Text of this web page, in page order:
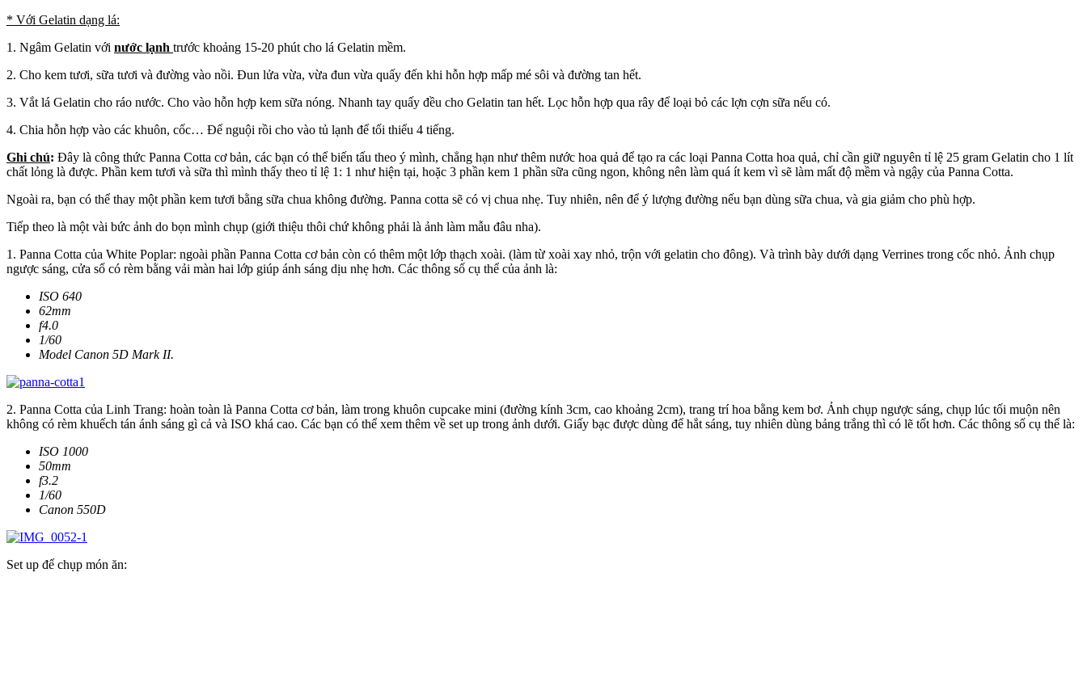
* Với Gelatin dạng lá:
1. Ngâm Gelatin với nước lạnh trước khoảng 15-20 phút cho lá Gelatin mềm.
2. Cho kem tươi, sữa tươi và đường vào nồi. Đun lửa vừa, vừa đun vừa quấy đến khi hỗn hợp mấp mé sôi và đường tan hết.
3. Vắt lá Gelatin cho ráo nước. Cho vào hỗn hợp kem sữa nóng. Nhanh tay quấy đều cho Gelatin tan hết. Lọc hỗn hợp qua rây để loại bỏ các lợn cợn sữa nếu có.
4. Chia hỗn hợp vào các khuôn, cốc… Để nguội rồi cho vào tủ lạnh để tối thiểu 4 tiếng.
Ghi chú: Đây là công thức Panna Cotta cơ bản, các bạn có thể biến tấu theo ý mình, chẳng hạn như thêm nước hoa quả để tạo ra các loại Panna Cotta hoa quả, chỉ cần giữ nguyên tỉ lệ 25 gram Gelatin cho 1 lít
chất lỏng là được. Phần kem tươi và sữa thì mình thấy theo tỉ lệ 1: 1 như hiện tại, hoặc 3 phần kem 1 phần sữa cũng ngon, không nên làm quá ít kem vì sẽ làm mất độ mềm và ngậy của Panna Cotta.
Ngoài ra, bạn có thể thay một phần kem tươi bằng sữa chua không đường. Panna cotta sẽ có vị chua nhẹ. Tuy nhiên, nên để ý lượng đường nếu bạn dùng sữa chua, và gia giảm cho phù hợp.
Tiếp theo là một vài bức ảnh do bọn mình chụp (giới thiệu thôi chứ không phải là ảnh làm mẫu đâu nha).
1. Panna Cotta của White Poplar: ngoài phần Panna Cotta cơ bản còn có thêm một lớp thạch xoài. (làm từ xoài xay nhỏ, trộn với gelatin cho đông). Và trình bày dưới dạng Verrines trong cốc nhỏ. Ảnh chụp
ngược sáng, cửa sổ có rèm bằng vải màn hai lớp giúp ánh sáng dịu nhẹ hơn. Các thông số cụ thể của ảnh là:
ISO 640
62mm
f4.0
1/60
Model Canon 5D Mark II.
2. Panna Cotta của Linh Trang: hoàn toàn là Panna Cotta cơ bản, làm trong khuôn cupcake mini (đường kính 3cm, cao khoảng 2cm), trang trí hoa bằng kem bơ. Ảnh chụp ngược sáng, chụp lúc tối muộn nên
không có rèm khuếch tán ánh sáng gì cả và ISO khá cao. Các bạn có thể xem thêm về set up trong ảnh dưới. Giấy bạc được dùng để hắt sáng, tuy nhiên dùng bảng trắng thì có lẽ tốt hơn. Các thông số cụ thể là:
ISO 1000
50mm
f3.2
1/60
Canon 550D
Set up để chụp món ăn: